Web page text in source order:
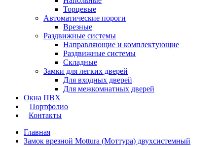
Торцевые
Автоматические пороги
Врезные
Раздвижные системы
Направляющие и комплектующие
Раздвижные системы
Складные
Замки для легких дверей
Для входных дверей
Для межкомнатных дверей
Окна ПВХ
Портфолио
Контакты
Главная
Замок врезной Mottura (Моттура) двухсистемный